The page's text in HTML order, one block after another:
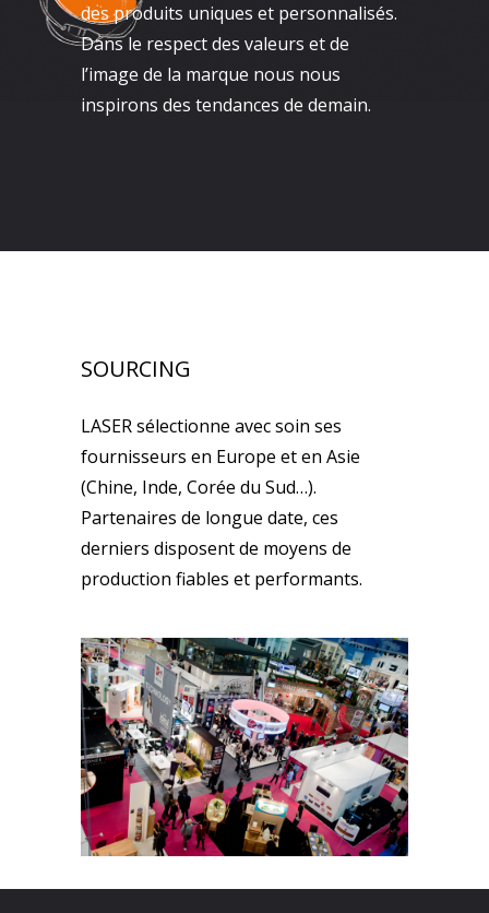
des produits uniques et personnalisés.
Dans le respect des valeurs et de
l’image de la marque nous nous
inspirons des tendances de demain.
SOURCING
LASER sélectionne avec soin ses
fournisseurs en Europe et en Asie
(Chine, Inde, Corée du Sud…).
Partenaires de longue date, ces
derniers disposent de moyens de
production fiables et performants.